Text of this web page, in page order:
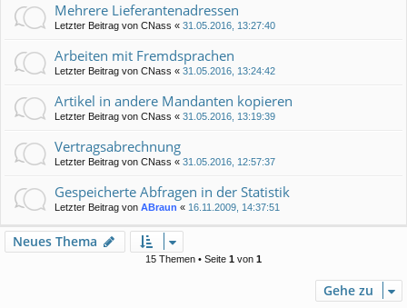
Mehrere Lieferantenadressen
Letzter Beitrag von CNass « 31.05.2016, 13:27:40
Arbeiten mit Fremdsprachen
Letzter Beitrag von CNass « 31.05.2016, 13:24:42
Artikel in andere Mandanten kopieren
Letzter Beitrag von CNass « 31.05.2016, 13:19:39
Vertragsabrechnung
Letzter Beitrag von CNass « 31.05.2016, 12:57:37
Gespeicherte Abfragen in der Statistik
Letzter Beitrag von ABraun « 16.11.2009, 14:37:51
Neues Thema
15 Themen • Seite 1 von 1
Gehe zu